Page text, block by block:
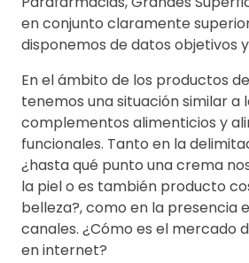
en conjunto claramente
disponemos de datos objetivos
En el ámbito de los productos
tenemos una situación similar a
complementos alimenticios y
funcionales. Tanto en la
¿hasta qué punto una crema
la piel o es también producto
belleza?, como en la presencia
canales. ¿Cómo es el mercado
en internet?